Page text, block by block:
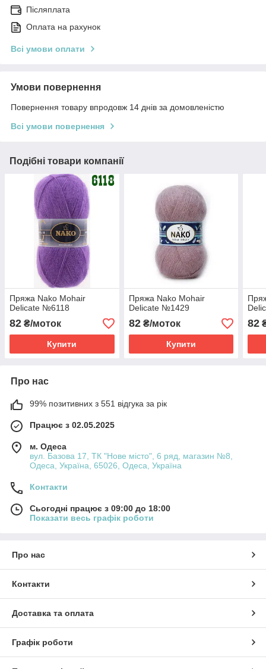
Післяплата
Оплата на рахунок
Всі умови оплати
Умови повернення
Повернення товару впродовж 14 днів за домовленістю
Всі умови повернення
Подібні товари компанії
Пряжа Nako Mohair
Delicate №6118
82 ₴/моток
Купити
Пряжа Nako Mohair
Delicate №1429
82₴/моток
Купити
82
Про нас
99% позитивних з 551 відгука за рік
Працює з 02.05.2025
м. Одеса
вул. Базова 17, ТК "Нове місто", 6 ряд, магазин №8,
Одеса, Україна, 65026, Одеса, Україна
Контакти
Сьогодні працює з 09:00 до 18:00
Показати весь графік роботи
Про нас
Контакти
Доставка та оплата
Графік роботи